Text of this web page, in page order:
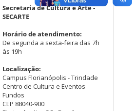
Secretaria de Cultura e Arte -
SECARTE
Horário de atendimento:
De segunda a sexta-feira das 7h
às 19h
Localização:
Campus Florianópolis - Trindade
Centro de Cultura e Eventos -
Fundos
CEP 88040-900